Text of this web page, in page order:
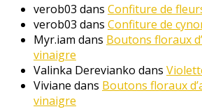
verob03 dans Confiture de
verob03 dans Confiture de
Myr.iam dans Boutons floraux
vinaigre
Valinka Derevianko dans
Viviane dans Boutons floraux
vinaigre